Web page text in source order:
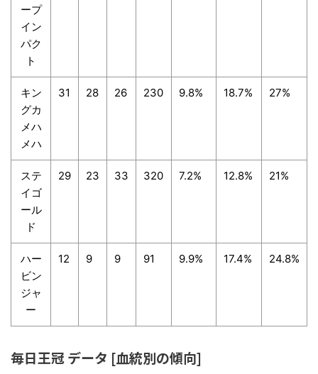
ープ
イン
パク
ト
キン
グカ
メハ
メハ
31 28 26 230 9.8% 18.7% 27%
ステ
イゴ
ール
ド
29 23 33 320 7.2% 12.8% 21%
ハー
ビン
ジャ
ー
12 9 9 91 9.9% 17.4% 24.8%
毎日王冠 データ [血統別の傾向]